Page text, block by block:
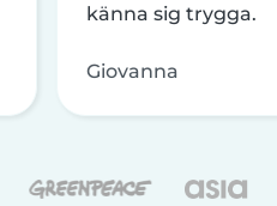
känna sig trygga.
Giovanna